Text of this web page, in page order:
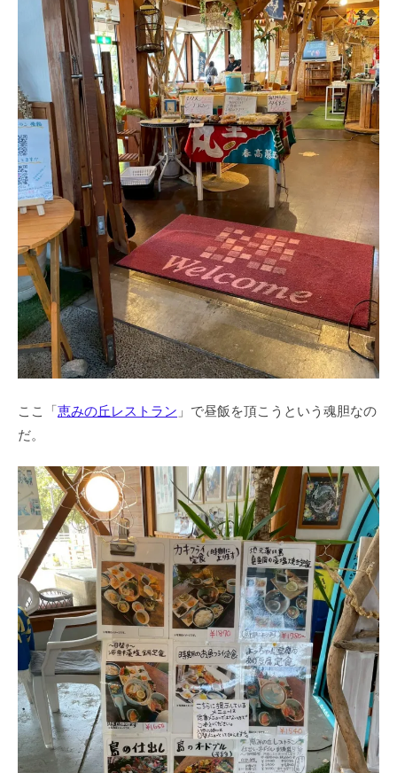
ここ「恵みの丘レストラン 」で昼飯を頂こうという魂胆なの
だ。